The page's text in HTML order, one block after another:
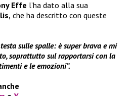
Effe l’ha dato alla sua
che ha descritto con queste
sulle spalle: è super brava e mi
soprattutto sul rapportarsi con la
e le emozioni”.